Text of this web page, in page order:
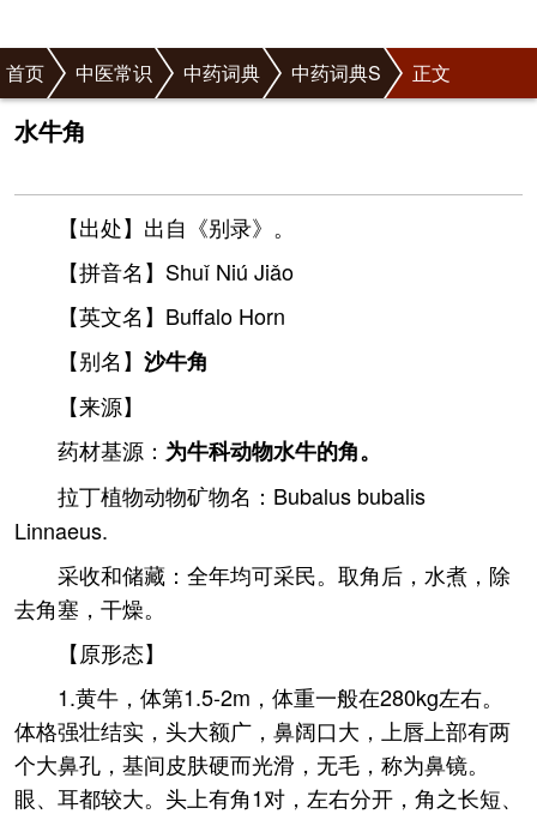
首页 中医常识 中药词典 中药词典S 正文
水牛角
【出处】出自《别录》。
【拼音名】Shuǐ Niú Jiǎo
【英文名】Buffalo Horn
【别名】 沙牛角
【来源】
药材基源： 为牛科动物水牛的角。
拉丁植物动物矿物名：Bubalus bubalis
Linnaeus.
采收和储藏：全年均可采民。取角后，水煮，除
去角塞，干燥。
【原形态】
1.黄牛，体第1.5-2m，体重一般在280kg左右。
体格强壮结实，头大额广，鼻阔口大，上唇上部有两
个大鼻孔，基间皮肤硬而光滑，无毛，称为鼻镜。
眼、耳都较大。头上有角1对，左右分开，角之长短、